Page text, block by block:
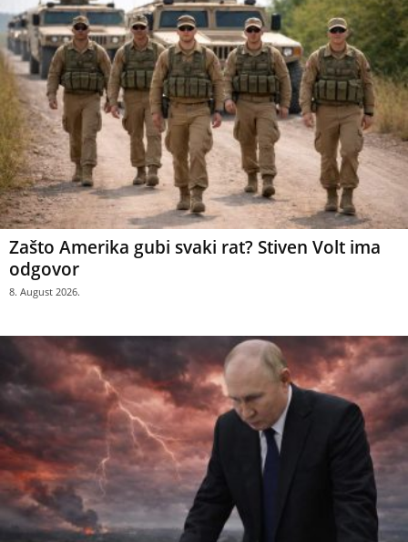
Zašto Amerika gubi svaki rat? Stiven Volt ima
odgovor
8. August 2026.